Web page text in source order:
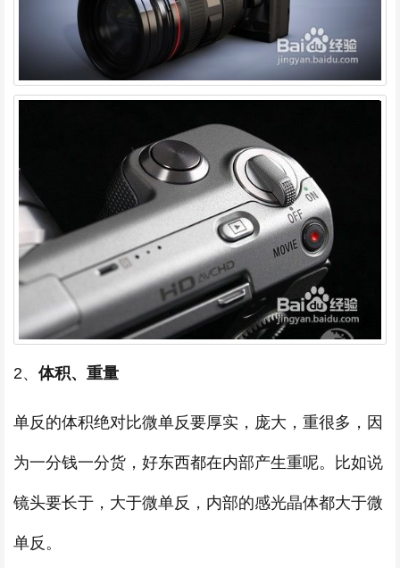
2、 体积、重量
单反的体积绝对比微单反要厚实，庞大，重很多，因
为一分钱一分货，好东西都在内部产生重呢。比如说
镜头要长于，大于微单反，内部的感光晶体都大于微
单反。